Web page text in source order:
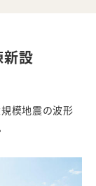
設
模地震の波形